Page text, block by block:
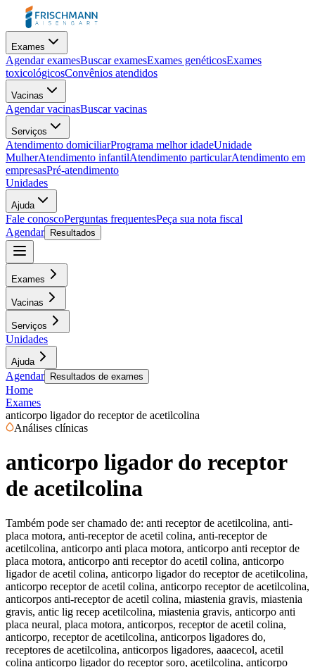
Exames
Agendar examesBuscar examesExames genéticosExames
toxicológicosConvênios atendidos
Vacinas
Agendar vacinasBuscar vacinas
Serviços
Atendimento domiciliarPrograma melhor idadeUnidade
MulherAtendimento infantilAtendimento particularAtendimento em
empresasPré-atendimento
Unidades
Ajuda
Fale conoscoPerguntas frequentesPeça sua nota fiscal
Agendar
Resultados
Exames
Vacinas
Serviços
Unidades
Ajuda
Agendar Resultados de exames
Home
Exames
anticorpo ligador do receptor de acetilcolina
Análises clínicas
anticorpo ligador do receptor
de acetilcolina
Também pode ser chamado de: anti receptor de acetilcolina, anti-
placa motora, anti-receptor de acetil colina, anti-receptor de
acetilcolina, anticorpo anti placa motora, anticorpo anti receptor de
placa motora, anticorpo anti receptor do acetil colina, anticorpo
ligador de acetil colina, anticorpo ligador do receptor de acetilcolina,
anticorpo receptor de acetil colina, anticorpo receptor de acetilcolina,
anticorpos anti-receptor de acetil colina, miastenia gravis, miastenia
gravis, antic lig recep acetilcolina, miastenia gravis, anticorpo anti
placa neural, placa motora, anticorpos, receptor de acetil colina,
anticorpo, receptor de acetilcolina, anticorpos ligadores do,
receptores de acetilcolina, anticorpos ligadores, aaacecol, acetil
colina anticorpo ligador do receptor soro, acetilcolina, anticorpo